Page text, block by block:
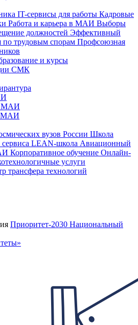
IT-сервисы для работы Кадровые
Работа и карьера в МАИ Выборы
должностей Эффективный
по трудовым спорам Профсоюзная
и курсы
СМК
МАИ
МАИ
вузов России Школа
LEAN-школа Авиационный
Корпоративное обучение Онлайн-
услуги
трансфера технологий
Приоритет-2030 Национальный